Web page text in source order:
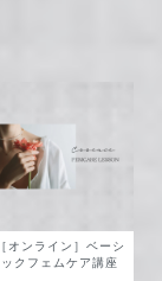
［オンライン］ベーシ
ックフェムケア講座